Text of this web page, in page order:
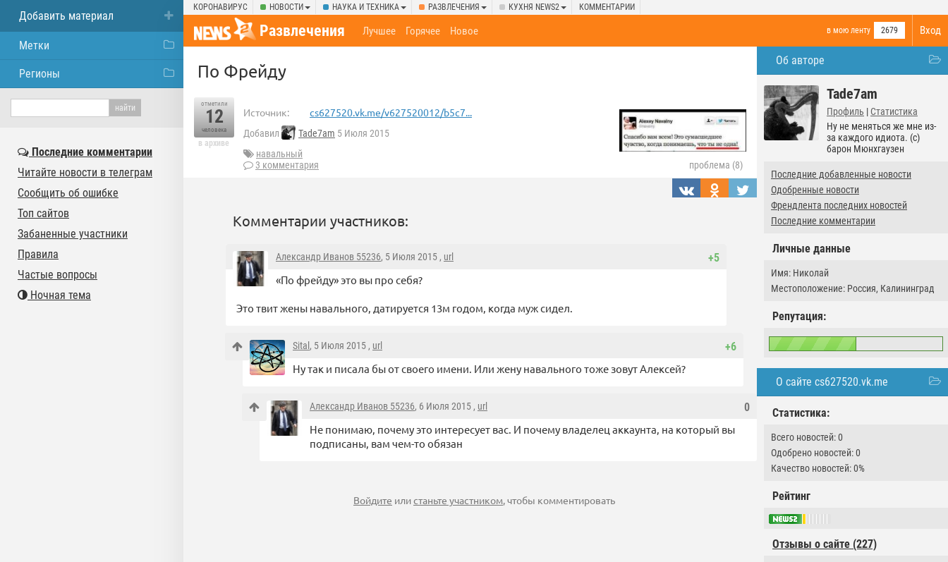
КОРОНАВИРУС НОВОСТИ НАУКА И ТЕХНИКА РАЗВЛЕЧЕНИЯ КУХНЯ NEWS2 КОММЕНТАРИИ
Вход
Развлечения в мою ленту 2679
Лучшее Горячее Новое
Об авторе
Tade7am
Профиль | Статистика
Ну не меняться же мне из-
за каждого идиота. (с)
барон Мюнхгаузен
Последние добавленные новости
Одобренные новости
Френдлента последних новостей
Последние комментарии
Личные данные
Имя: Николай
Местоположение: Россия, Калининград
Репутация:
О сайте cs627520.vk.me
Статистика:
Всего новостей: 0
Одобрено новостей: 0
Качество новостей: 0%
Рейтинг
Отзывы о сайте (227)
По Фрейду
отметили
12
человека
в архиве
Источник: cs627520.vk.me/v627520012/b5c7...
Добавил Tade7am 5 Июля 2015
навальный
3 комментария
проблема (8)
Комментарии участников:
+5
Александр Иванов 55236, 5 Июля 2015 , url
«По фрейду» это вы про себя?
Это твит жены навального, датируется 13м годом, когда муж сидел.
+6
Sital , 5 Июля 2015 , url
Ну так и писала бы от своего имени. Или жену навального тоже зовут Алексей?
0
Александр Иванов 55236, 6 Июля 2015 , url
Не понимаю, почему это интересует вас. И почему владелец аккаунта, на который вы
подписаны, вам чем-то обязан
Войдите илистаньте участником, чтобы комментировать
Добавить материал
Метки
Регионы
Последние комментарии
Читайте новости в телеграм
Сообщить об ошибке
Топ сайтов
Забаненные участники
Правила
Частые вопросы
Ночная тема